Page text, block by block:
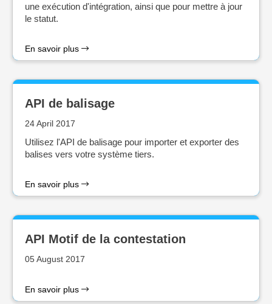
une exécution d'intégration, ainsi que pour mettre à jour
le statut.
En savoir plus
API de balisage
24 April 2017
Utilisez l'API de balisage pour importer et exporter des
balises vers votre système tiers.
En savoir plus
API Motif de la contestation
05 August 2017
En savoir plus